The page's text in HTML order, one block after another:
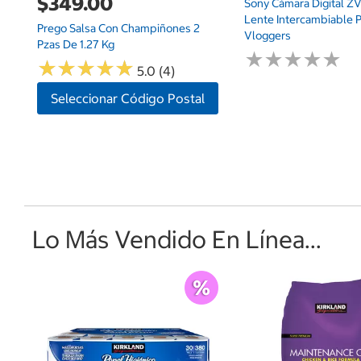
Prego Salsa Con Champiñones 2
Pzas De 1.27 Kg
★★★★★
★★★★★ 5.0 (4)
Seleccionar Código Postal
Sony Cámara Digital
Lente Intercambiable
Vloggers
★★★★★
★★★★★
Lo Más Vendido En Línea...